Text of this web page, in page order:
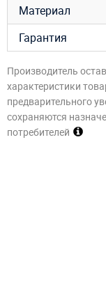
Материал
Гарантия
Производитель
характеристики
предварительного
сохраняются
потребителей